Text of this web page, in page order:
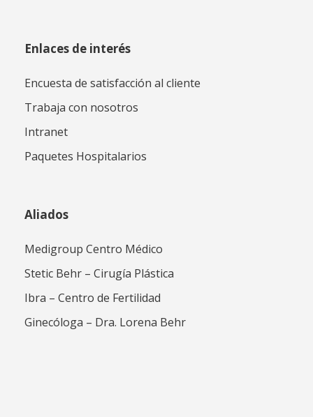
Enlaces de interés
Encuesta de satisfacción al cliente
Trabaja con nosotros
Intranet
Paquetes Hospitalarios
Aliados
Medigroup Centro Médico
Stetic Behr – Cirugía Plástica
Ibra – Centro de Fertilidad
Ginecóloga – Dra. Lorena Behr